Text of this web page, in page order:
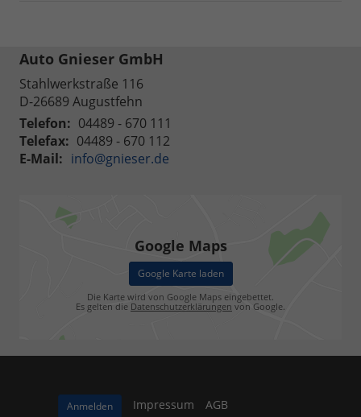
Auto Gnieser GmbH
Stahlwerkstraße 116
D-26689 Augustfehn
Telefon: 04489 - 670 111
Telefax: 04489 - 670 112
E-Mail: info@gnieser.de
Google Maps
Google Karte laden
Die Karte wird von Google Maps eingebettet.
Es gelten die Datenschutzerklärungen von Google.
Anmelden Impressum AGB